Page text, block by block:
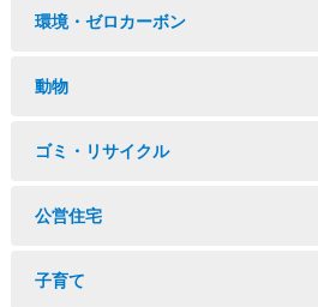
環境・ゼロカーボン
動物
ゴミ・リサイクル
公営住宅
子育て